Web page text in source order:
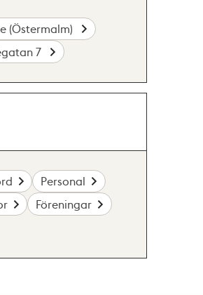
(Östermalm)
7
Personal
Föreningar